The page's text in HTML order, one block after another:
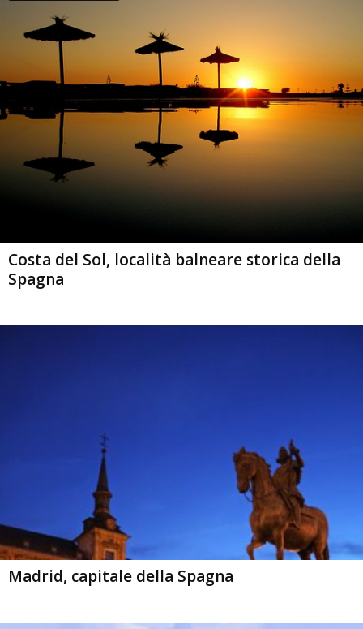
Costa del Sol, località balneare storica della
Spagna
Madrid, capitale della Spagna